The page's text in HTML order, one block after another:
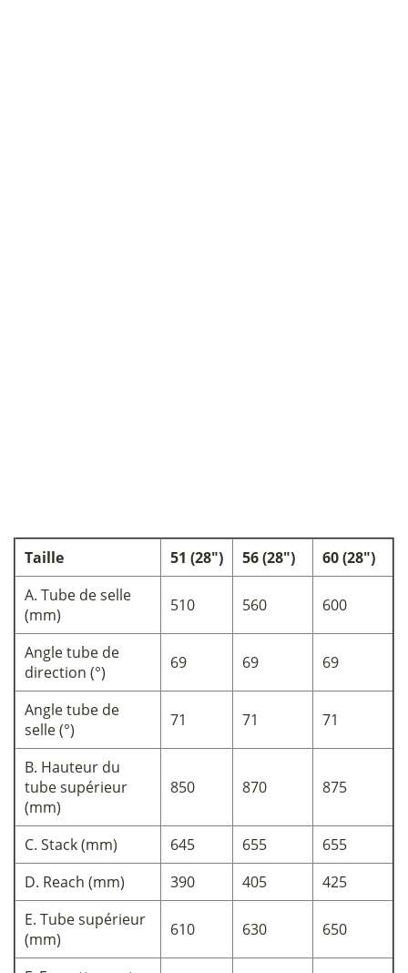
Taille 51 (28") 56 (28")
60 (28")
A. Tube de selle
(mm)
510 560 600
Angle tube de
direction (°)
69 69 69
Angle tube de
selle (°)
71 71 71
B. Hauteur du
tube supérieur
(mm)
850 870 875
C. Stack (mm) 645 655
655
D. Reach (mm)
390 405
425
E. Tube supérieur
(mm)
610 630 650